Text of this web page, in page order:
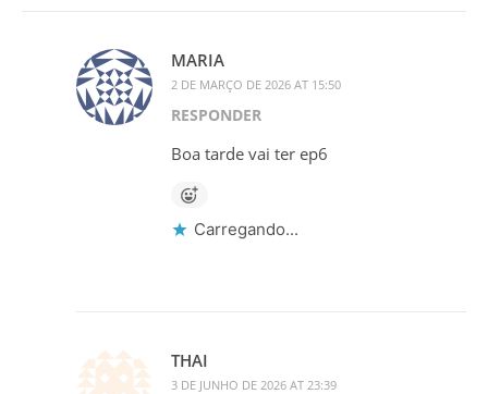
MARIA
2 DE MARÇO DE 2026 AT 15:50
RESPONDER
Boa tarde vai ter ep6
Carregando...
THAI
3 DE JUNHO DE 2026 AT 23:39